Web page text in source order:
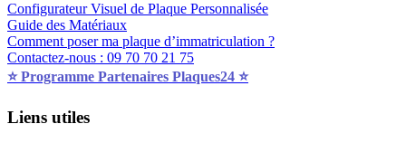
Configurateur Visuel de Plaque Personnalisée
Guide des Matériaux
Comment poser ma plaque d’immatriculation ?
Contactez-nous : 09 70 70 21 75
⭐️ Programme Partenaires Plaques24 ⭐️
Liens utiles